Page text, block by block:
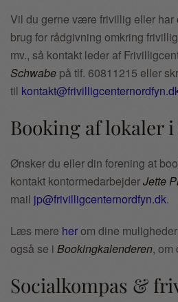
Vil du gerne være frivillig eller har
brug for rådgivning omkring
mv., så kontakt leder af
Schwabe på tlf. 60811215 eller
til
Booking af lokaler
Ønsker du eller din forening at
kontakt kontormedarbejderJette
mail jp@frivilligcenternordfyn.dk.
Læs mere herom dine
også se i Bookingkalenderen, om
Socialkompas &